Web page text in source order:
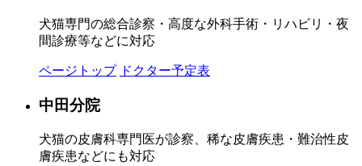
犬猫専門の総合診察・高度な外科手術・リハビリ・夜
間診療等などに対応
ページトップ ドクター予定表
中田分院
犬猫の皮膚科専門医が診察、稀な皮膚疾患・難治性皮
膚疾患などにも対応